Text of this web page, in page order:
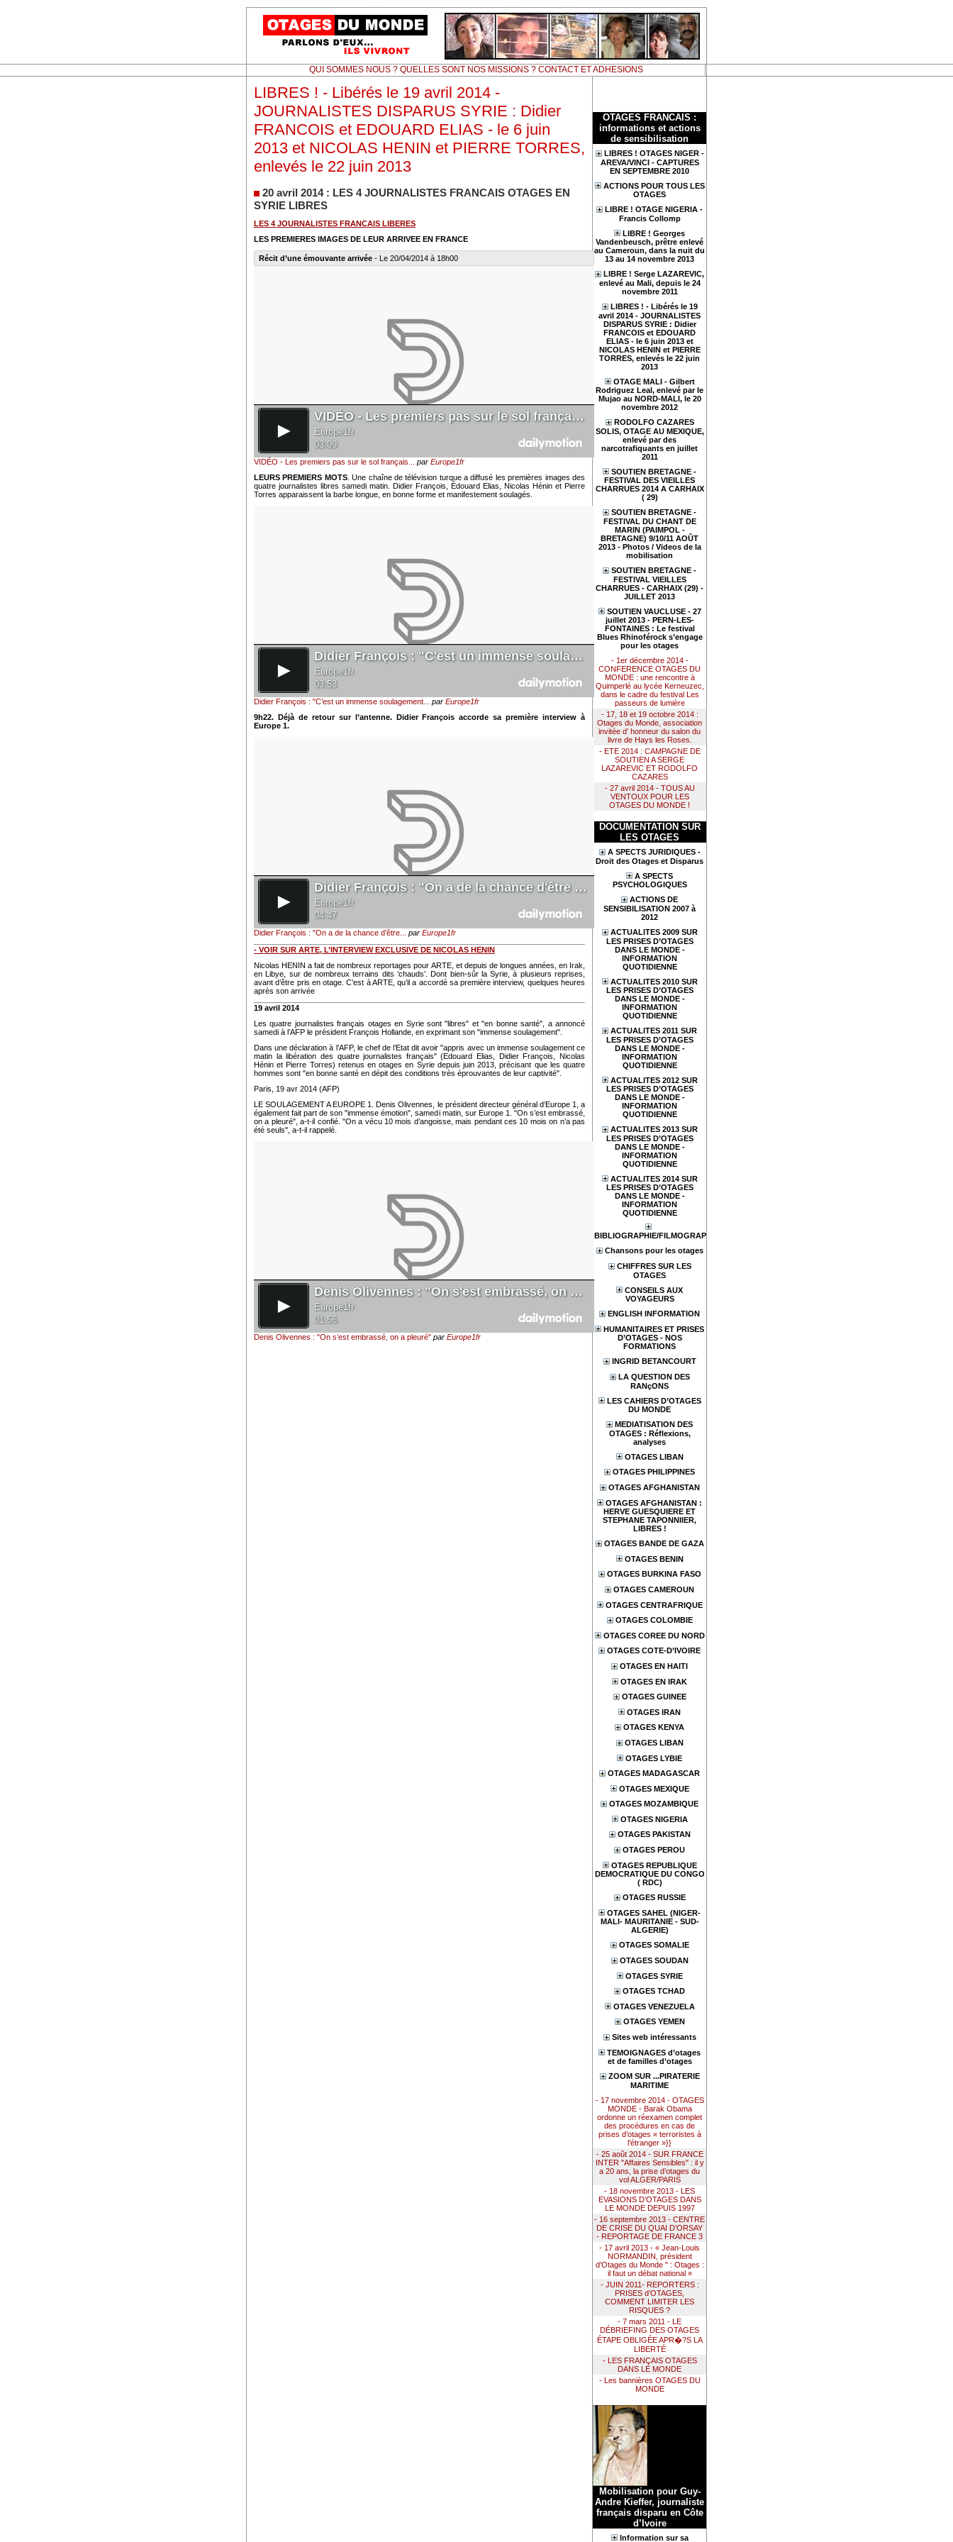
QUI SOMMES NOUS ? QUELLES SONT NOS MISSIONS ? CONTACT ET ADHESIONS
OTAGES FRANCAIS :
informations et actions
de sensibilisation
LIBRES ! OTAGES NIGER -
AREVA/VINCI - CAPTURES
EN SEPTEMBRE 2010
ACTIONS POUR TOUS LES
OTAGES
LIBRE ! OTAGE NIGERIA -
Francis Collomp
LIBRE ! Georges
Vandenbeusch, prêtre enlevé
au Cameroun, dans la nuit du
13 au 14 novembre 2013
LIBRE ! Serge LAZAREVIC,
enlevé au Mali, depuis le 24
novembre 2011
LIBRES ! - Libérés le 19
avril 2014 - JOURNALISTES
DISPARUS SYRIE : Didier
FRANCOIS et EDOUARD
ELIAS - le 6 juin 2013 et
NICOLAS HENIN et PIERRE
TORRES, enlevés le 22 juin
2013
OTAGE MALI - Gilbert
Rodriguez Leal, enlevé par le
Mujao au NORD-MALI, le 20
novembre 2012
RODOLFO CAZARES
SOLIS, OTAGE AU MEXIQUE,
enlevé par des
narcotrafiquants en juillet
2011
SOUTIEN BRETAGNE -
FESTIVAL DES VIEILLES
CHARRUES 2014 A CARHAIX
( 29)
SOUTIEN BRETAGNE -
FESTIVAL DU CHANT DE
MARIN (PAIMPOL -
BRETAGNE) 9/10/11 AOÛT
2013 - Photos / Videos de la
mobilisation
SOUTIEN BRETAGNE -
FESTIVAL VIEILLES
CHARRUES - CARHAIX (29) -
JUILLET 2013
SOUTIEN VAUCLUSE - 27
juillet 2013 - PERN-LES-
FONTAINES : Le festival
Blues Rhinoférock s’engage
pour les otages
- 1er décembre 2014 -
CONFERENCE OTAGES DU
MONDE : une rencontre à
Quimperlé au lycée Kerneuzec,
dans le cadre du festival Les
passeurs de lumière
- 17, 18 et 19 octobre 2014 :
Otages du Monde, association
invitée d’ honneur du salon du
livre de Hays les Roses.
- ETE 2014 : CAMPAGNE DE
SOUTIEN A SERGE
LAZAREVIC ET RODOLFO
CAZARES
- 27 avril 2014 - TOUS AU
VENTOUX POUR LES
OTAGES DU MONDE !
DOCUMENTATION SUR
LES OTAGES
A SPECTS JURIDIQUES -
Droit des Otages et Disparus
A SPECTS
PSYCHOLOGIQUES
ACTIONS DE
SENSIBILISATION 2007 à
2012
ACTUALITES 2009 SUR
LES PRISES D’OTAGES
DANS LE MONDE -
INFORMATION
QUOTIDIENNE
ACTUALITES 2010 SUR
LES PRISES D’OTAGES
DANS LE MONDE -
INFORMATION
QUOTIDIENNE
ACTUALITES 2011 SUR
LES PRISES D’OTAGES
DANS LE MONDE -
INFORMATION
QUOTIDIENNE
ACTUALITES 2012 SUR
LES PRISES D’OTAGES
DANS LE MONDE -
INFORMATION
QUOTIDIENNE
ACTUALITES 2013 SUR
LES PRISES D’OTAGES
DANS LE MONDE -
INFORMATION
QUOTIDIENNE
ACTUALITES 2014 SUR
LES PRISES D’OTAGES
DANS LE MONDE -
INFORMATION
QUOTIDIENNE
BIBLIOGRAPHIE/FILMOGRAPHIE
Chansons pour les otages
CHIFFRES SUR LES
OTAGES
CONSEILS AUX
VOYAGEURS
ENGLISH INFORMATION
HUMANITAIRES ET PRISES
D’OTAGES - NOS
FORMATIONS
INGRID BETANCOURT
LA QUESTION DES
RANçONS
LES CAHIERS D’OTAGES
DU MONDE
MEDIATISATION DES
OTAGES : Réflexions,
analyses
OTAGES LIBAN
OTAGES PHILIPPINES
OTAGES AFGHANISTAN
OTAGES AFGHANISTAN :
HERVE GUESQUIERE ET
STEPHANE TAPONNIIER,
LIBRES !
OTAGES BANDE DE GAZA
OTAGES BENIN
OTAGES BURKINA FASO
OTAGES CAMEROUN
OTAGES CENTRAFRIQUE
OTAGES COLOMBIE
OTAGES COREE DU NORD
OTAGES COTE-D’IVOIRE
OTAGES EN HAITI
OTAGES EN IRAK
OTAGES GUINEE
OTAGES IRAN
OTAGES KENYA
OTAGES LIBAN
OTAGES LYBIE
OTAGES MADAGASCAR
OTAGES MEXIQUE
OTAGES MOZAMBIQUE
OTAGES NIGERIA
OTAGES PAKISTAN
OTAGES PEROU
OTAGES REPUBLIQUE
DEMOCRATIQUE DU CONGO
( RDC)
OTAGES RUSSIE
OTAGES SAHEL (NIGER-
MALI- MAURITANIE - SUD-
ALGERIE)
OTAGES SOMALIE
OTAGES SOUDAN
OTAGES SYRIE
OTAGES TCHAD
OTAGES VENEZUELA
OTAGES YEMEN
Sites web intéressants
TEMOIGNAGES d’otages
et de familles d’otages
ZOOM SUR ...PIRATERIE
MARITIME
- 17 novembre 2014 - OTAGES
MONDE - Barak Obama
ordonne un réexamen complet
des procédures en cas de
prises d’otages « terroristes à
l’étranger »}}
- 25 août 2014 - SUR FRANCE
INTER "Affaires Sensibles" : il y
a 20 ans, la prise d’otages du
vol ALGER/PARIS
- 18 novembre 2013 - LES
EVASIONS D’OTAGES DANS
LE MONDE DEPUIS 1997
- 16 septembre 2013 - CENTRE
DE CRISE DU QUAI D’ORSAY
- REPORTAGE DE FRANCE 3
- 17 avril 2013 - « Jean-Louis
NORMANDIN, président
d’Otages du Monde " : Otages :
il faut un débat national »
- JUIN 2011- REPORTERS :
PRISES d’OTAGES,
COMMENT LIMITER LES
RISQUES ?
- 7 mars 2011 - LE
DÉBRIEFING DES OTAGES
ÉTAPE OBLIGÉE APR�?S LA
LIBERTÉ
- LES FRANÇAIS OTAGES
DANS LE MONDE
- Les bannières OTAGES DU
MONDE
Mobilisation pour Guy-
Andre Kieffer, journaliste
français disparu en Côte
d’Ivoire
Information sur sa
LIBRES ! - Libérés le 19 avril 2014 -
JOURNALISTES DISPARUS SYRIE : Didier
FRANCOIS et EDOUARD ELIAS - le 6 juin
2013 et NICOLAS HENIN et PIERRE TORRES,
enlevés le 22 juin 2013
20 avril 2014 : LES 4 JOURNALISTES FRANCAIS OTAGES EN
SYRIE LIBRES
LES 4 JOURNALISTES FRANCAIS LIBERES
LES PREMIERES IMAGES DE LEUR ARRIVEE EN FRANCE
Récit d’une émouvante arrivée - Le 20/04/2014 à 18h00
VIDÉO - Les premiers pas sur le sol français... par Europe1fr
LEURS PREMIERS MOTS. Une chaîne de télévision turque a diffusé les premières images des
quatre journalistes libres samedi matin. Didier François, Édouard Elias, Nicolas Hénin et Pierre
Torres apparaissent la barbe longue, en bonne forme et manifestement soulagés.
Didier François : "C’est un immense soulagement... par Europe1fr
9h22. Déjà de retour sur l’antenne. Didier François accorde sa première interview à
Europe 1.
Didier François : "On a de la chance d’être... par Europe1fr
- VOIR SUR ARTE, L’INTERVIEW EXCLUSIVE DE NICOLAS HENIN
Nicolas HENIN a fait de nombreux reportages pour ARTE, et depuis de longues années, en Irak,
en Libye, sur de nombreux terrains dits ’chauds’. Dont bien-sûr la Syrie, à plusieurs reprises,
avant d’être pris en otage. C’est à ARTE, qu’il a accordé sa première interview, quelques heures
après son arrivée
19 avril 2014
Les quatre journalistes français otages en Syrie sont "libres" et "en bonne santé", a annoncé
samedi à l’AFP le président François Hollande, en exprimant son "immense soulagement".
Dans une déclaration à l’AFP, le chef de l’Etat dit avoir "appris avec un immense soulagement ce
matin la libération des quatre journalistes français" (Edouard Elias, Didier François, Nicolas
Hénin et Pierre Torres) retenus en otages en Syrie depuis juin 2013, précisant que les quatre
hommes sont "en bonne santé en dépit des conditions très éprouvantes de leur captivité".
Paris, 19 avr 2014 (AFP)
LE SOULAGEMENT A EUROPE 1. Denis Olivennes, le président directeur général d’Europe 1, a
également fait part de son "immense émotion", samedi matin, sur Europe 1. "On s’est embrassé,
on a pleuré", a-t-il confié. "On a vécu 10 mois d’angoisse, mais pendant ces 10 mois on n’a pas
été seuls", a-t-il rappelé.
Denis Olivennes : "On s’est embrassé, on a pleuré" par Europe1fr